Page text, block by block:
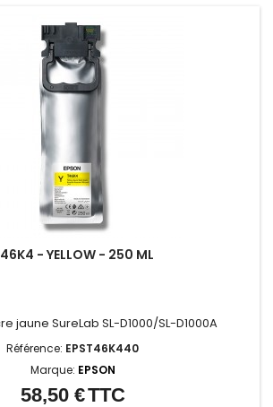
- YELLOW - 250 ML
jaune SureLab SL-D1000/SL-D1000A
Référence: EPST46K440
Marque: EPSON
Prix
58,50 €TTC